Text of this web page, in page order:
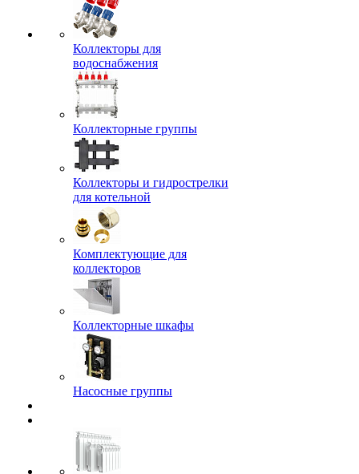
Коллекторы для
водоснабжения
Коллекторные группы
Коллекторы и гидрострелки
для котельной
Комплектующие для
коллекторов
Коллекторные шкафы
Насосные группы